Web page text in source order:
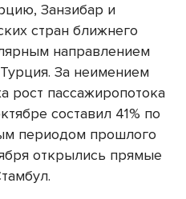
Занзибар и
стран ближнего
направлением
За неимением
рост пассажиропотока
составил 41% по
периодом прошлого
открылись прямые